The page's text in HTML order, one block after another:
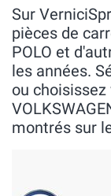
Sur
pièces de
POLO et
les années.
ou
montrés sur